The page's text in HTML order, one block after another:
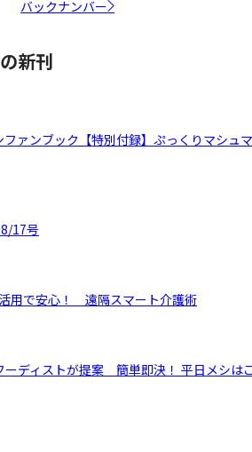
バックナンバー
新刊
ァンブック【特別付録】ぷっくりマシュマ
17号
用で安心！ 遠隔スマート介護術
ーディストが提案 簡単即決！ 平日メシは